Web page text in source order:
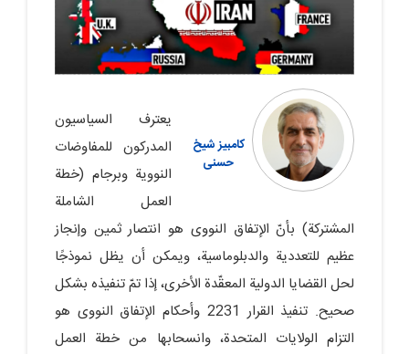
کامبیز شیخ‏
حسنی
یعترف السیاسیون
المدرکون للمفاوضات
النوویة وبرجام (خطة
العمل الشاملة
المشترکة) بأنّ الإتفاق النووی هو انتصار ثمین وإنجاز
عظیم للتعددیة والدبلوماسیة، ویمکن أن یظل نموذجًا
لحل القضایا الدولیة المعقّدة الأخرى، إذا تمّ تنفیذه بشکل
صحیح. تنفیذ القرار 2231 وأحکام الإتفاق النووی هو
التزام الولایات المتحدة، وانسحابها من خطة العمل